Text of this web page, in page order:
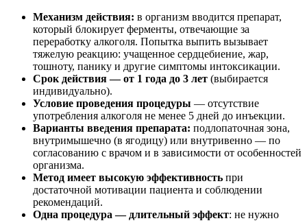
Механизм действия: в организм вводится препарат,
который блокирует ферменты, отвечающие за
переработку алкоголя. Попытка выпить вызывает
тяжелую реакцию: учащенное сердцебиение, жар,
тошноту, панику и другие симптомы интоксикации.
Срок действия — от 1 года до 3 лет (выбирается
индивидуально).
Условие проведения процедуры — отсутствие
употребления алкоголя не менее 5 дней до инъекции.
Варианты введения препарата: подлопаточная зона,
внутримышечно (в ягодицу) или внутривенно — по
согласованию с врачом и в зависимости от особенностей
организма.
Метод имеет высокую эффективность при
достаточной мотивации пациента и соблюдении
рекомендаций.
Одна процедура — длительный эффект: не нужно